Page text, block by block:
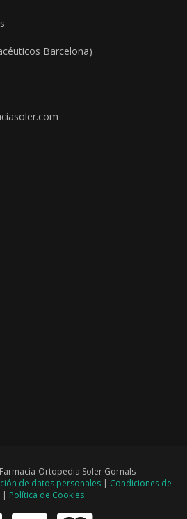
Barcelona)
Ortopedia Soler Gornals
de datos personales| Condiciones de
| Política de Cookies